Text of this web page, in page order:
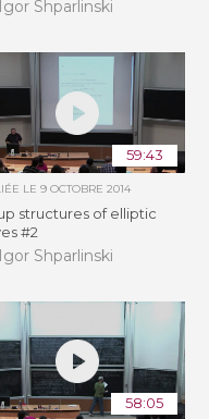
Shparlinski
59:43
LE 9 OCTOBRE 2014
structures of elliptic
#2
Shparlinski
58:05